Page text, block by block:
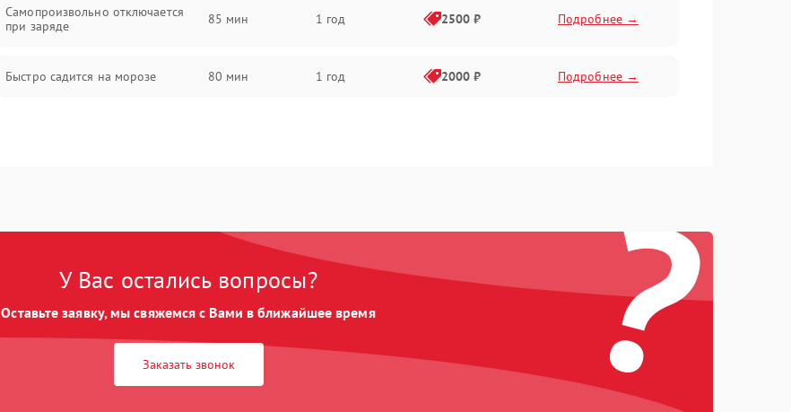
Самопроизвольно отключается
при заряде
85 мин 1 год 2500 ₽ Подробнее →
Быстро садится на морозе 80 мин 1 год 2000 ₽ Подробнее →
?
У Вас остались вопросы?
Оставьте заявку, мы свяжемся с Вами в ближайшее время
Заказать звонок